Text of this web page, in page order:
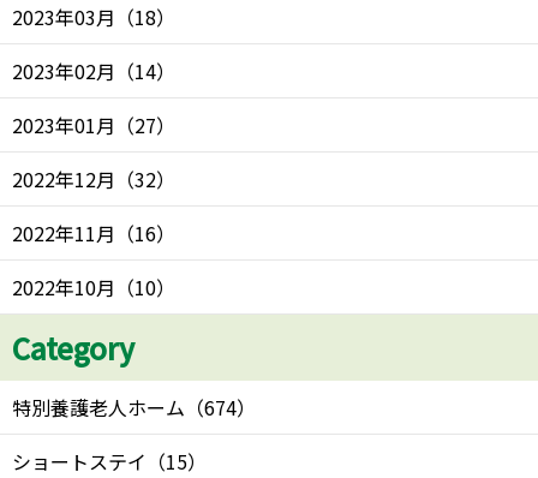
2023年03月 （18）
2023年02月 （14）
2023年01月 （27）
2022年12月 （32）
2022年11月 （16）
2022年10月 （10）
Category
特別養護老人ホーム （674）
ショートステイ （15）